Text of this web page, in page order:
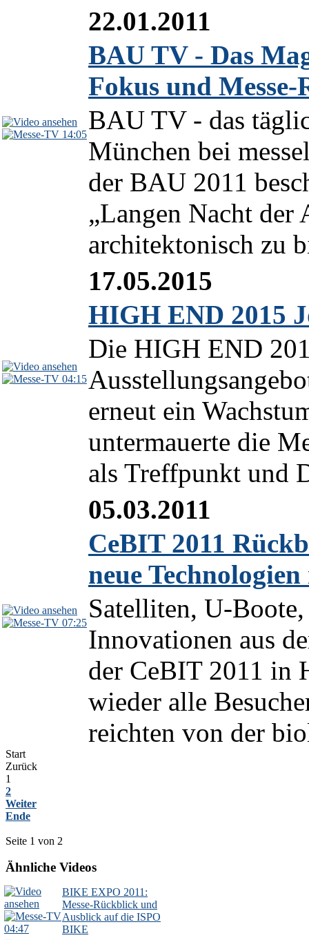
14:05
22.01.2011
BAU TV - Das
Fokus und
BAU TV - das
München bei
der BAU 2011
„Langen Nacht
architektonisch zu
04:15
17.05.2015
HIGH END 2015
Die HIGH END
erneut ein
untermauerte die
als Treffpunkt und
07:25
05.03.2011
CeBIT 2011
neue
Satelliten, U-
Innovationen aus
der CeBIT 2011 in
wieder alle
reichten von der
Start
Zurück
1
2
Weiter
Ende
Seite 1 von 2
Ähnliche Videos
04:47
BIKE EXPO 2011:
Messe-Rückblick und
Ausblick auf die ISPO
BIKE